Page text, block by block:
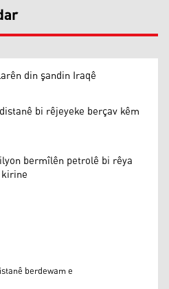
din şandin Iraqê
bi rêjeyeke berçav kêm
bermîlên petrolê bi rêya
berdewam e